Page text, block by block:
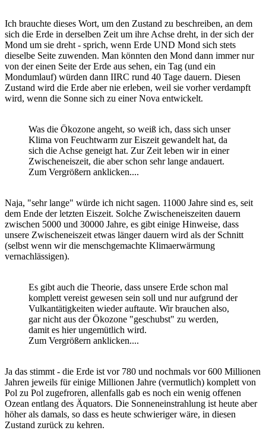
Ich brauchte dieses Wort, um den Zustand zu beschreiben, an dem
sich die Erde in derselben Zeit um ihre Achse dreht, in der sich der
Mond um sie dreht - sprich, wenn Erde UND Mond sich stets
dieselbe Seite zuwenden. Man könnten den Mond dann immer nur
von der einen Seite der Erde aus sehen, ein Tag (und ein
Mondumlauf) würden dann IIRC rund 40 Tage dauern. Diesen
Zustand wird die Erde aber nie erleben, weil sie vorher verdampft
wird, wenn die Sonne sich zu einer Nova entwickelt.
Was die Ökozone angeht, so weiß ich, dass sich unser
Klima von Feuchtwarm zur Eiszeit gewandelt hat, da
sich die Achse geneigt hat. Zur Zeit leben wir in einer
Zwischeneiszeit, die aber schon sehr lange andauert.
Zum Vergrößern anklicken....
Naja, "sehr lange" würde ich nicht sagen. 11000 Jahre sind es, seit
dem Ende der letzten Eiszeit. Solche Zwischeneiszeiten dauern
zwischen 5000 und 30000 Jahre, es gibt einige Hinweise, dass
unsere Zwischeneiszeit etwas länger dauern wird als der Schnitt
(selbst wenn wir die menschgemachte Klimaerwärmung
vernachlässigen).
Es gibt auch die Theorie, dass unsere Erde schon mal
komplett vereist gewesen sein soll und nur aufgrund der
Vulkantätigkeiten wieder auftaute. Wir brauchen also,
gar nicht aus der Ökozone "geschubst" zu werden,
damit es hier ungemütlich wird.
Zum Vergrößern anklicken....
Ja das stimmt - die Erde ist vor 780 und nochmals vor 600 Millionen
Jahren jeweils für einige Millionen Jahre (vermutlich) komplett von
Pol zu Pol zugefroren, allenfalls gab es noch ein wenig offenen
Ozean entlang des Äquators. Die Sonneneinstrahlung ist heute aber
höher als damals, so dass es heute schwieriger wäre, in diesen
Zustand zurück zu kehren.